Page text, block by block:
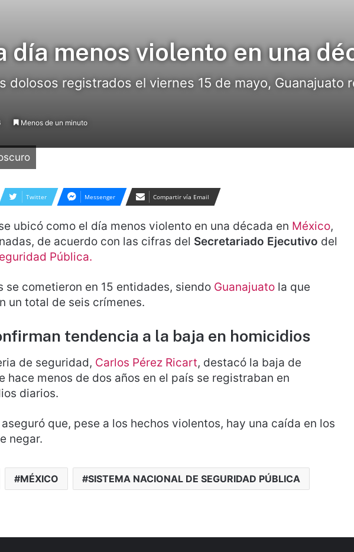
día menos violento en una
dolosos registrados el viernes 15 de mayo, Guanajuato
Menos de un minuto
Twitter Messenger Compartir vía Email
ubicó como el día menos violento en una década en México,
de acuerdo con las cifras del Secretariado Ejecutivo del
Pública.
se cometieron en 15 entidades, siendo Guanajuato la que
un total de seis crímenes.
tendencia a la baja en homicidios
de seguridad, Carlos Pérez Ricart, destacó la baja de
hace menos de dos años en el país se registraban en
diarios.
aseguró que, pese a los hechos violentos, hay una caída en los
negar.
MÉXICO SISTEMA NACIONAL DE SEGURIDAD PÚBLICA